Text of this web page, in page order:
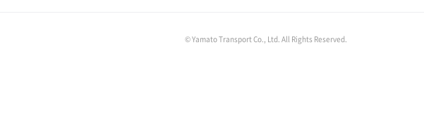
© Yamato Transport Co., Ltd. All Rights Reserved.